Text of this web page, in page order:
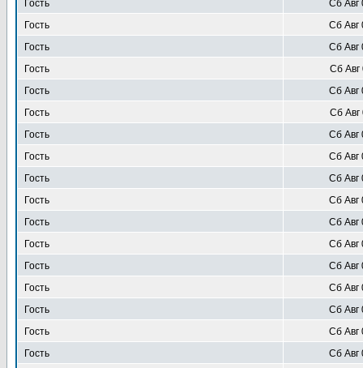
Гость
Сб Авг
Гость
Сб Авг
Гость
Сб Авг
Гость
Сб Авг
Гость
Сб Авг
Гость
Сб Авг
Гость
Сб Авг
Гость
Сб Авг
Гость
Сб Авг
Гость
Сб Авг
Гость
Сб Авг
Гость
Сб Авг
Гость
Сб Авг
Гость
Сб Авг
Гость
Сб Авг
Гость
Сб Авг
Гость
Сб Авг